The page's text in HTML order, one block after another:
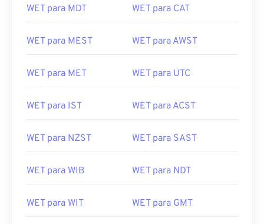
WET para MDT WET para CAT
WET para MEST WET para AWST
WET para MET WET para UTC
WET para IST WET para ACST
WET para NZST WET para SAST
WET para WIB WET para NDT
WET para WIT WET para GMT